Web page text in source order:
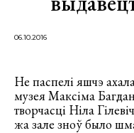
06.10.2016
Не паспелі яшчэ
музея Максіма
творчасці Ніла
жа зале зноў было